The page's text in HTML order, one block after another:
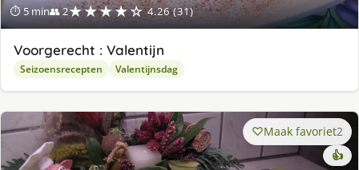
⏱ 5 min👥 2★★★★☆ 4.26 (31)
Voorgerecht : Valentijn
Seizoensrecepten Valentijnsdag
Maak favoriet2
👍